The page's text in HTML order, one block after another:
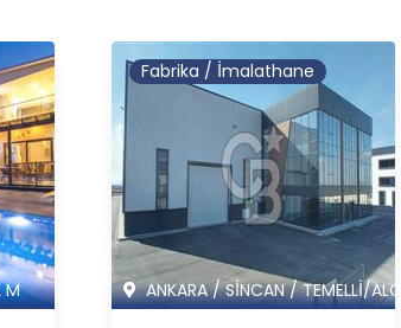
M
Fabrika / İmalathane
ANKARA/SİNCAN/TEMELLİ/ALCI